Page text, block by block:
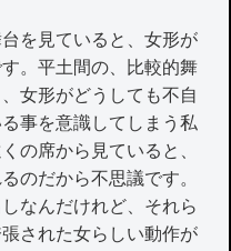
を見ていると、女形が
。平土間の、比較的舞
女形がどうしても不自
事を意識してしまう私
の席から見ていると、
のだから不思議です。
なんだけれど、それら
された女らしい動作が